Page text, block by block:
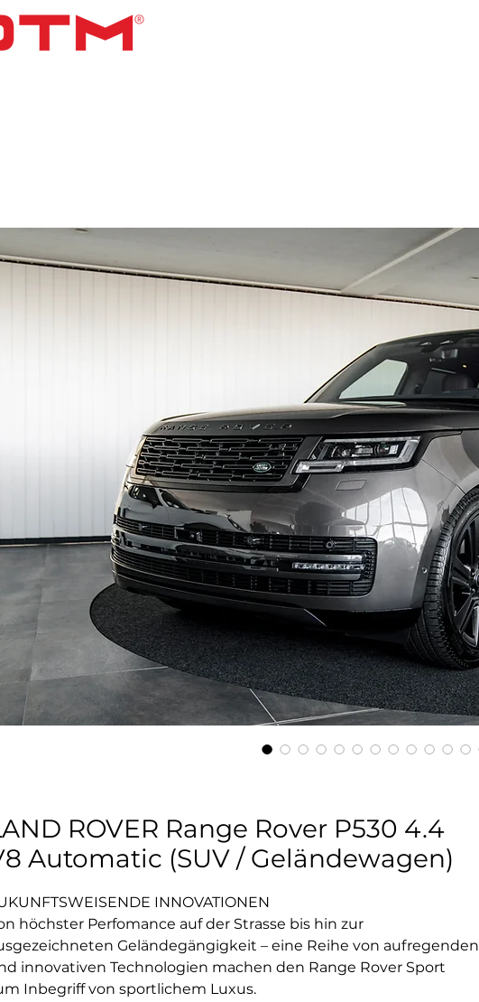
ROVER Range Rover P530 4.4
Automatic (SUV / Geländewagen)
INNOVATIONEN
höchster Perfomance auf der Strasse bis hin zur
Geländegängigkeit – eine Reihe von aufregenden
innovativen Technologien machen den Range Rover Sport
Inbegriff von sportlichem Luxus.